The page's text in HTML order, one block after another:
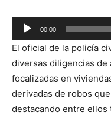
Reproductor
de
audio
00:00
El oficial de la policía
diversas diligencias
focalizadas en
derivadas de robos
destacando entre